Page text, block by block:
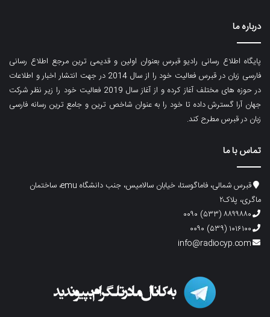
درباره ما
پایگاه اطلاع رسانی رادیو قبرس بعنوان اولین و قدیمی ترین مرجع اطلاع رسانی
فارسی زبان در قبرس فعالیت خود را از سال 2014 در جهت انتشار اخبار و اطلاعات
در حوزه های مختلف آغاز کرده و از آغاز سال 2019 فعالیت خود را زیر نظر شرکت
جهان آرا گسترش داده تا خود را به عنوان شاخص ترین و جامع ترین رسانه فارسی
زبان در قبرس مطرح کند.
تماس با ما
قبرس شمالی، فاماگوستا، خیابان سالامیس، جنب دانشگاه emu، ساختمان
ماگری، پلاک۲
۸۸۹۹۸۸۰ (۵۳۳) ۰۰۹۰
۱۰۱۶۱۰۰ (۵۳۹) ۰۰۹۰
info@radiocyp.com